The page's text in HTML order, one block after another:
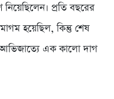
প্রতি বছরের
হয়েছিল, কিন্তু শেষ
আভিজাত্যে এক কালো দাগ